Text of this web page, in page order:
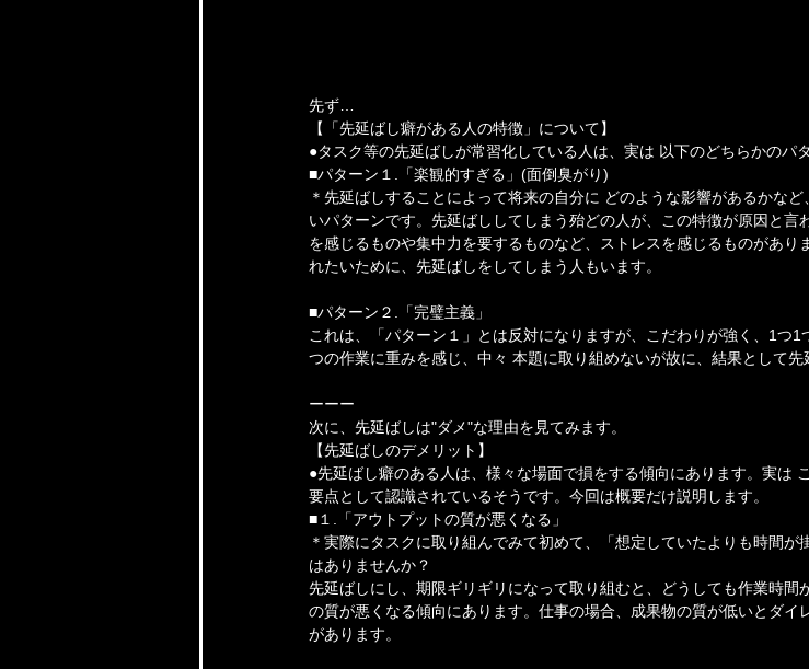
先ず…
【「先延ばし癖がある人の特徴」について】
●タスク等の先延ばしが常習化している人は、実は 以下のどちらかのパ
■パターン１.「楽観的すぎる」(面倒臭がり)
＊先延ばしすることによって将来の自分に どのような影響があるかな
いパターンです。先延ばししてしまう殆どの人が、この特徴が原因と言
を感じるものや集中力を要するものなど、ストレスを感じるものがあり
れたいために、先延ばしをしてしまう人もいます。
■パターン２.「完璧主義」
これは、「パターン１」とは反対になりますが、こだわりが強く、1つ
つの作業に重みを感じ、中々 本題に取り組めないが故に、結果として先
ーーー
次に、先延ばしは"ダメ"な理由を見てみます。
【先延ばしのデメリット】
●先延ばし癖のある人は、様々な場面で損をする傾向にあります。実は
要点として認識されているそうです。今回は概要だけ説明します。
■１.「アウトプットの質が悪くなる」
＊実際にタスクに取り組んでみて初めて、「想定していたよりも時間
はありませんか？
先延ばしにし、期限ギリギリになって取り組むと、どうしても作業時間
の質が悪くなる傾向にあります。仕事の場合、成果物の質が低いとダ
があります。